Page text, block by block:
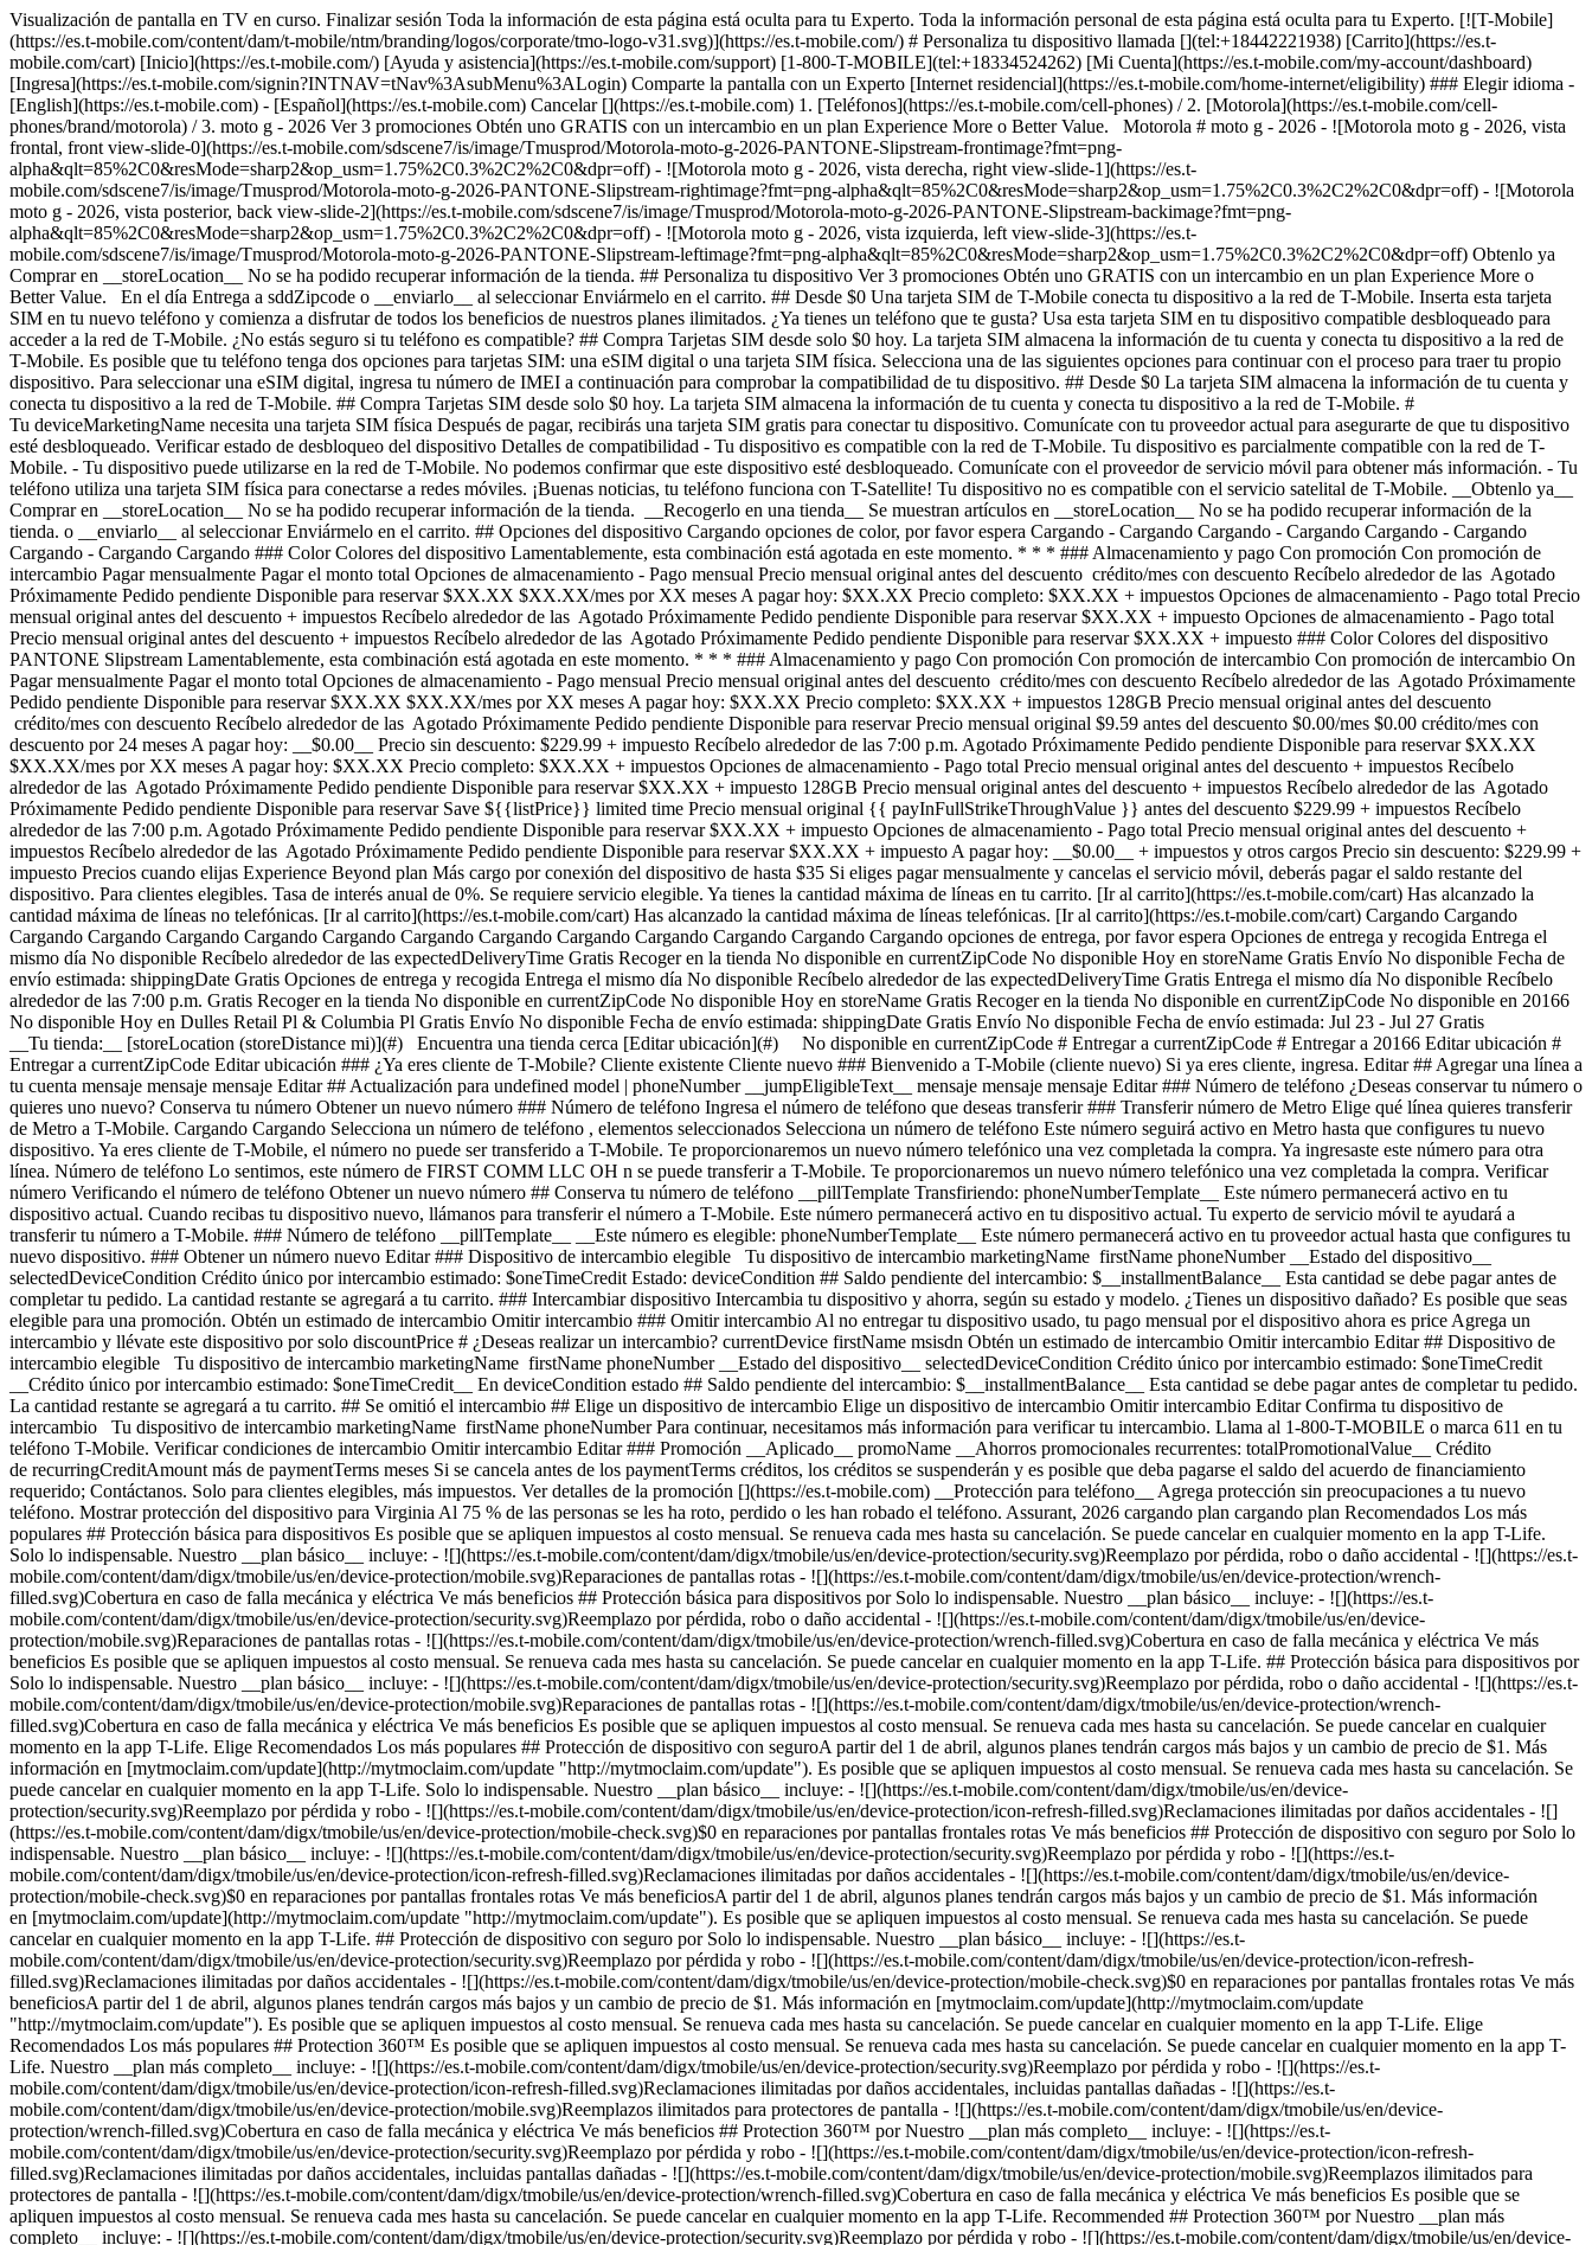
Visualización de pantalla en TV en curso. Finalizar sesión Toda la información de esta página está oculta para tu Experto. Toda la información personal de esta página está oculta para tu Experto. [![T-Mobile]
(https://es.t-mobile.com/content/dam/t-mobile/ntm/branding/logos/corporate/tmo-logo-v31.svg)](https://es.t-mobile.com/) # ​​​​​​​Personaliza tu dispositivo llamada [](tel:+18442221938) [Carrito](https://es.t-
mobile.com/cart) [Inicio](https://es.t-mobile.com/) [Ayuda y asistencia](https://es.t-mobile.com/support) [1-800-T-MOBILE](tel:+18334524262) [Mi Cuenta](https://es.t-mobile.com/my-account/dashboard)
[Ingresa](https://es.t-mobile.com/signin?INTNAV=tNav%3AsubMenu%3ALogin) Comparte la pantalla con un Experto [Internet residencial](https://es.t-mobile.com/home-internet/eligibility) ### Elegir idioma -
[English](https://es.t-mobile.com) - [Español](https://es.t-mobile.com) Cancelar [](https://es.t-mobile.com) 1. [Teléfonos](https://es.t-mobile.com/cell-phones) / 2. [Motorola](https://es.t-mobile.com/cell-
phones/brand/motorola) / 3. moto g - 2026 Ver 3 promociones Obtén uno GRATIS con un intercambio en un plan Experience More o Better Value. Motorola # moto g - 2026 - ![Motorola moto g - 2026, vista
frontal, front view-slide-0](https://es.t-mobile.com/sdscene7/is/image/Tmusprod/Motorola-moto-g-2026-PANTONE-Slipstream-frontimage?fmt=png-
alpha&qlt=85%2C0&resMode=sharp2&op_usm=1.75%2C0.3%2C2%2C0&dpr=off) - ![Motorola moto g - 2026, vista derecha, right view-slide-1](https://es.t-
mobile.com/sdscene7/is/image/Tmusprod/Motorola-moto-g-2026-PANTONE-Slipstream-rightimage?fmt=png-alpha&qlt=85%2C0&resMode=sharp2&op_usm=1.75%2C0.3%2C2%2C0&dpr=off) - ![Motorola
moto g - 2026, vista posterior, back view-slide-2](https://es.t-mobile.com/sdscene7/is/image/Tmusprod/Motorola-moto-g-2026-PANTONE-Slipstream-backimage?fmt=png-
alpha&qlt=85%2C0&resMode=sharp2&op_usm=1.75%2C0.3%2C2%2C0&dpr=off) - ![Motorola moto g - 2026, vista izquierda, left view-slide-3](https://es.t-
mobile.com/sdscene7/is/image/Tmusprod/Motorola-moto-g-2026-PANTONE-Slipstream-leftimage?fmt=png-alpha&qlt=85%2C0&resMode=sharp2&op_usm=1.75%2C0.3%2C2%2C0&dpr=off) Obtenlo ya
Comprar en __storeLocation__ No se ha podido recuperar información de la tienda. ## ​​​​​​​Personaliza tu dispositivo Ver 3 promociones Obtén uno GRATIS con un intercambio en un plan Experience More o
Better Value. En el día Entrega a sddZipcode o __enviarlo__ al seleccionar Enviármelo en el carrito. ## Desde $0 Una tarjeta SIM de T-Mobile conecta tu dispositivo a la red de T-Mobile. Inserta esta tarjeta
SIM en tu nuevo teléfono y comienza a disfrutar de todos los beneficios de nuestros planes ilimitados. ¿Ya tienes un teléfono que te gusta? Usa esta tarjeta SIM en tu dispositivo compatible desbloqueado para
acceder a la red de T-Mobile. ¿No estás seguro si tu teléfono es compatible? ## Compra Tarjetas SIM desde solo $0 hoy. La tarjeta SIM almacena la información de tu cuenta y conecta tu dispositivo a la red de
T-Mobile. Es posible que tu teléfono tenga dos opciones para tarjetas SIM: una eSIM digital o una tarjeta SIM física. Selecciona una de las siguientes opciones para continuar con el proceso para traer tu propio
dispositivo. Para seleccionar una eSIM digital, ingresa tu número de IMEI a continuación para comprobar la compatibilidad de tu dispositivo. ## Desde $0 La tarjeta SIM almacena la información de tu cuenta y
conecta tu dispositivo a la red de T-Mobile. ## Compra Tarjetas SIM desde solo $0 hoy. La tarjeta SIM almacena la información de tu cuenta y conecta tu dispositivo a la red de T-Mobile. #
Tu deviceMarketingName necesita una tarjeta SIM física Después de pagar, recibirás una tarjeta SIM gratis para conectar tu dispositivo. Comunícate con tu proveedor actual para asegurarte de que tu dispositivo
esté desbloqueado. Verificar estado de desbloqueo del dispositivo Detalles de compatibilidad - Tu dispositivo es compatible con la red de T-Mobile. Tu dispositivo es parcialmente compatible con la red de T-
Mobile. - Tu dispositivo puede utilizarse en la red de T-Mobile. No podemos confirmar que este dispositivo esté desbloqueado. Comunícate con el proveedor de servicio móvil para obtener más información. - Tu
teléfono utiliza una tarjeta SIM física para conectarse a redes móviles. ¡Buenas noticias, tu teléfono funciona con T-Satellite! Tu dispositivo no es compatible con el servicio satelital de T-Mobile. __Obtenlo ya__
Comprar en __storeLocation__ No se ha podido recuperar información de la tienda. __Recogerlo en una tienda__ Se muestran artículos en __storeLocation__ No se ha podido recuperar información de la
tienda. o __enviarlo__ al seleccionar Enviármelo en el carrito. ## Opciones del dispositivo Cargando opciones de color, por favor espera Cargando - Cargando Cargando - Cargando Cargando - Cargando
Cargando - Cargando Cargando ### Color Colores del dispositivo Lamentablemente, esta combinación está agotada en este momento. * * * ### Almacenamiento y pago Con promoción Con promoción de
intercambio Pagar mensualmente Pagar el monto total Opciones de almacenamiento - Pago mensual Precio mensual original antes del descuento crédito/mes con descuento Recíbelo alrededor de las Agotado
Próximamente Pedido pendiente Disponible para reservar $XX.XX $XX.XX/mes por XX meses A pagar hoy: $XX.XX Precio completo: $XX.XX + impuestos Opciones de almacenamiento - Pago total Precio
mensual original antes del descuento + impuestos Recíbelo alrededor de las Agotado Próximamente Pedido pendiente Disponible para reservar $XX.XX + impuesto Opciones de almacenamiento - Pago total
Precio mensual original antes del descuento + impuestos Recíbelo alrededor de las Agotado Próximamente Pedido pendiente Disponible para reservar $XX.XX + impuesto ### Color Colores del dispositivo
PANTONE Slipstream Lamentablemente, esta combinación está agotada en este momento. * * * ### Almacenamiento y pago Con promoción Con promoción de intercambio Con promoción de intercambio On
Pagar mensualmente Pagar el monto total Opciones de almacenamiento - Pago mensual Precio mensual original antes del descuento crédito/mes con descuento Recíbelo alrededor de las Agotado Próximamente
Pedido pendiente Disponible para reservar $XX.XX $XX.XX/mes por XX meses A pagar hoy: $XX.XX Precio completo: $XX.XX + impuestos 128GB Precio mensual original antes del descuento
crédito/mes con descuento Recíbelo alrededor de las Agotado Próximamente Pedido pendiente Disponible para reservar Precio mensual original $9.59 antes del descuento $0.00/mes $0.00 crédito/mes con
descuento por 24 meses A pagar hoy: __$0.00__ Precio sin descuento: $229.99 + impuesto Recíbelo alrededor de las 7:00 p.m. Agotado Próximamente Pedido pendiente Disponible para reservar $XX.XX
$XX.XX/mes por XX meses A pagar hoy: $XX.XX Precio completo: $XX.XX + impuestos Opciones de almacenamiento - Pago total Precio mensual original antes del descuento + impuestos Recíbelo
alrededor de las Agotado Próximamente Pedido pendiente Disponible para reservar $XX.XX + impuesto 128GB Precio mensual original antes del descuento + impuestos Recíbelo alrededor de las Agotado
Próximamente Pedido pendiente Disponible para reservar Save ${{listPrice}} limited time Precio mensual original {{ payInFullStrikeThroughValue }} antes del descuento $229.99 + impuestos Recíbelo
alrededor de las 7:00 p.m. Agotado Próximamente Pedido pendiente Disponible para reservar $XX.XX + impuesto Opciones de almacenamiento - Pago total Precio mensual original antes del descuento +
impuestos Recíbelo alrededor de las Agotado Próximamente Pedido pendiente Disponible para reservar $XX.XX + impuesto A pagar hoy: __$0.00__ + impuestos y otros cargos Precio sin descuento: $229.99 +
impuesto Precios cuando elijas Experience Beyond plan Más cargo por conexión del dispositivo de hasta $35 Si eliges pagar mensualmente y cancelas el servicio móvil, deberás pagar el saldo restante del
dispositivo. Para clientes elegibles. Tasa de interés anual de 0%. Se requiere servicio elegible. Ya tienes la cantidad máxima de líneas en tu carrito. [Ir al carrito](https://es.t-mobile.com/cart) Has alcanzado la
cantidad máxima de líneas no telefónicas. [Ir al carrito](https://es.t-mobile.com/cart) Has alcanzado la cantidad máxima de líneas telefónicas. [Ir al carrito](https://es.t-mobile.com/cart) Cargando Cargando
Cargando Cargando Cargando Cargando Cargando Cargando Cargando Cargando Cargando Cargando Cargando Cargando opciones de entrega, por favor espera Opciones de entrega y recogida Entrega el
mismo día No disponible Recíbelo alrededor de las expectedDeliveryTime Gratis Recoger en la tienda No disponible en currentZipCode No disponible Hoy en storeName Gratis Envío No disponible Fecha de
envío estimada: shippingDate Gratis Opciones de entrega y recogida Entrega el mismo día No disponible Recíbelo alrededor de las expectedDeliveryTime Gratis Entrega el mismo día No disponible Recíbelo
alrededor de las 7:00 p.m. Gratis Recoger en la tienda No disponible en currentZipCode No disponible Hoy en storeName Gratis Recoger en la tienda No disponible en currentZipCode No disponible en 20166
No disponible Hoy en Dulles Retail Pl & Columbia Pl Gratis Envío No disponible Fecha de envío estimada: shippingDate Gratis Envío No disponible Fecha de envío estimada: Jul 23 - Jul 27 Gratis
__Tu tienda:__ [storeLocation (storeDistance mi)](#) Encuentra una tienda cerca [Editar ubicación](#) No disponible en currentZipCode # Entregar a currentZipCode # Entregar a 20166 Editar ubicación #
Entregar a currentZipCode Editar ubicación ### ¿Ya eres cliente de T-Mobile? Cliente existente Cliente nuevo ### Bienvenido a T-Mobile (cliente nuevo) Si ya eres cliente, ingresa. Editar ## Agregar una línea a
tu cuenta mensaje mensaje mensaje Editar ## Actualización para undefined model | phoneNumber __jumpEligibleText__ mensaje mensaje mensaje Editar ### Número de teléfono ¿Deseas conservar tu número o
quieres uno nuevo? Conserva tu número Obtener un nuevo número ### Número de teléfono Ingresa el número de teléfono que deseas transferir ### Transferir número de Metro Elige qué línea quieres transferir
de Metro a T-Mobile. Cargando Cargando Selecciona un número de teléfono , elementos seleccionados Selecciona un número de teléfono Este número seguirá activo en Metro hasta que configures tu nuevo dispositivo. Ya eres cliente de T-Mobile, el número no puede ser transferido a T-Mobile. Te proporcionaremos un nuevo número telefónico una vez completada la compra. Ya ingresaste este número para otra línea. Número de teléfono Lo sentimos, este número de FIRST COMM LLC OH n se puede transferir a T-Mobile. Te proporcionaremos un nuevo número telefónico una vez completada la compra. Verificar número Verificando el número de teléfono Obtener un nuevo número ## Conserva tu número de teléfono __pillTemplate Transfiriendo: phoneNumberTemplate__ Este número permanecerá activo en tu dispositivo actual. Cuando recibas tu dispositivo nuevo, llámanos para transferir el número a T-Mobile. Este número permanecerá activo en tu dispositivo actual. Tu experto de servicio móvil te ayudará a transferir tu número a T-Mobile. ### Número de teléfono __pillTemplate__ __Este número es elegible: phoneNumberTemplate__ Este número permanecerá activo en tu proveedor actual hasta que configures tu nuevo dispositivo. ### Obtener un número nuevo Editar ### Dispositivo de intercambio elegible Tu dispositivo de intercambio marketingName firstName phoneNumber __Estado del dispositivo__ selectedDeviceCondition Crédito único por intercambio estimado: $oneTimeCredit Estado: deviceCondition ## Saldo pendiente del intercambio: $__installmentBalance__ Esta cantidad se debe pagar antes de completar tu pedido. La cantidad restante se agregará a tu carrito. ### Intercambiar dispositivo Intercambia tu dispositivo y ahorra, según su estado y modelo. ¿Tienes un dispositivo dañado? Es posible que seas elegible para una promoción. Obtén un estimado de intercambio Omitir intercambio ### Omitir intercambio Al no entregar tu dispositivo usado, tu pago mensual por el dispositivo ahora es price Agrega un intercambio y llévate este dispositivo por solo discountPrice # ¿Deseas realizar un intercambio? currentDevice firstName msisdn Obtén un estimado de intercambio Omitir intercambio Editar ## Dispositivo de intercambio elegible Tu dispositivo de intercambio marketingName firstName phoneNumber __Estado del dispositivo__ selectedDeviceCondition Crédito único por intercambio estimado: $oneTimeCredit __Crédito único por intercambio estimado: $oneTimeCredit__ En deviceCondition estado ## Saldo pendiente del intercambio: $__installmentBalance__ Esta cantidad se debe pagar antes de completar tu pedido. La cantidad restante se agregará a tu carrito. ## Se omitió el intercambio ## Elige un dispositivo de intercambio Elige un dispositivo de intercambio Omitir intercambio Editar Confirma tu dispositivo de intercambio Tu dispositivo de intercambio marketingName firstName phoneNumber Para continuar, necesitamos más información para verificar tu intercambio. Llama al 1-800-T-MOBILE o marca 611 en tu teléfono T-Mobile. Verificar condiciones de intercambio Omitir intercambio Editar ### Promoción __Aplicado__ promoName __Ahorros promocionales recurrentes: totalPromotionalValue__ Crédito de recurringCreditAmount más de paymentTerms meses Si se cancela antes de los paymentTerms créditos, los créditos se suspenderán y es posible que deba pagarse el saldo del acuerdo de financiamiento requerido; Contáctanos. Solo para clientes elegibles, más impuestos. Ver detalles de la promoción [](https://es.t-mobile.com) __Protección para teléfono__ Agrega protección sin preocupaciones a tu nuevo teléfono. Mostrar protección del dispositivo para Virginia Al 75 % de las personas se les ha roto, perdido o les han robado el teléfono. Assurant, 2026 cargando plan cargando plan Recomendados Los más populares ## Protección básica para dispositivos Es posible que se apliquen impuestos al costo mensual. Se renueva cada mes hasta su cancelación. Se puede cancelar en cualquier momento en la app T-Life. Solo lo indispensable. Nuestro __plan básico__ incluye: - ![](https://es.t-mobile.com/content/dam/digx/tmobile/us/en/device-protection/security.svg)Reemplazo por pérdida, robo o daño accidental - ![](https://es.t-mobile.com/content/dam/digx/tmobile/us/en/device-protection/mobile.svg)Reparaciones de pantallas rotas - ![](https://es.t-mobile.com/content/dam/digx/tmobile/us/en/device-protection/wrench-filled.svg)Cobertura en caso de falla mecánica y eléctrica Ve más beneficios ## Protección básica para dispositivos por Solo lo indispensable. Nuestro __plan básico__ incluye: - ![](https://es.t-mobile.com/content/dam/digx/tmobile/us/en/device-protection/security.svg)Reemplazo por pérdida, robo o daño accidental - ![](https://es.t-mobile.com/content/dam/digx/tmobile/us/en/device-protection/mobile.svg)Reparaciones de pantallas rotas - ![](https://es.t-mobile.com/content/dam/digx/tmobile/us/en/device-protection/wrench-filled.svg)Cobertura en caso de falla mecánica y eléctrica Ve más beneficios Es posible que se apliquen impuestos al costo mensual. Se renueva cada mes hasta su cancelación. Se puede cancelar en cualquier momento en la app T-Life. ## Protección básica para dispositivos por Solo lo indispensable. Nuestro __plan básico__ incluye: - ![](https://es.t-mobile.com/content/dam/digx/tmobile/us/en/device-protection/security.svg)Reemplazo por pérdida, robo o daño accidental - ![](https://es.t-mobile.com/content/dam/digx/tmobile/us/en/device-protection/mobile.svg)Reparaciones de pantallas rotas - ![](https://es.t-mobile.com/content/dam/digx/tmobile/us/en/device-protection/wrench-filled.svg)Cobertura en caso de falla mecánica y eléctrica Ve más beneficios Es posible que se apliquen impuestos al costo mensual. Se renueva cada mes hasta su cancelación. Se puede cancelar en cualquier momento en la app T-Life. Elige Recomendados Los más populares ## Protección de dispositivo con seguro ​​​​​​​A partir del 1 de abril, algunos planes tendrán cargos más bajos y un cambio de precio de $1. Más información en [mytmoclaim.com/update](http://mytmoclaim.com/update "http://mytmoclaim.com/update"). Es posible que se apliquen impuestos al costo mensual. Se renueva cada mes hasta su cancelación. Se puede cancelar en cualquier momento en la app T-Life. Solo lo indispensable. Nuestro __plan básico__ incluye: - ![](https://es.t-mobile.com/content/dam/digx/tmobile/us/en/device-protection/security.svg)Reemplazo por pérdida y robo - ![](https://es.t-mobile.com/content/dam/digx/tmobile/us/en/device-protection/icon-refresh-filled.svg)Reclamaciones ilimitadas por daños accidentales - ![](https://es.t-mobile.com/content/dam/digx/tmobile/us/en/device-protection/mobile-check.svg)$0 en reparaciones por pantallas frontales rotas Ve más beneficios ## Protección de dispositivo con seguro por Solo lo indispensable. Nuestro __plan básico__ incluye: - ![](https://es.t-mobile.com/content/dam/digx/tmobile/us/en/device-protection/security.svg)Reemplazo por pérdida y robo - ![](https://es.t-mobile.com/content/dam/digx/tmobile/us/en/device-protection/icon-refresh-filled.svg)Reclamaciones ilimitadas por daños accidentales - ![](https://es.t-mobile.com/content/dam/digx/tmobile/us/en/device-protection/mobile-check.svg)$0 en reparaciones por pantallas frontales rotas Ve más beneficios ​​​​​​​A partir del 1 de abril, algunos planes tendrán cargos más bajos y un cambio de precio de $1. Más información en [mytmoclaim.com/update](http://mytmoclaim.com/update "http://mytmoclaim.com/update"). Es posible que se apliquen impuestos al costo mensual. Se renueva cada mes hasta su cancelación. Se puede cancelar en cualquier momento en la app T-Life. ## Protección de dispositivo con seguro por Solo lo indispensable. Nuestro __plan básico__ incluye: - ![](https://es.t-mobile.com/content/dam/digx/tmobile/us/en/device-protection/security.svg)Reemplazo por pérdida y robo - ![](https://es.t-mobile.com/content/dam/digx/tmobile/us/en/device-protection/icon-refresh-filled.svg)Reclamaciones ilimitadas por daños accidentales - ![](https://es.t-mobile.com/content/dam/digx/tmobile/us/en/device-protection/mobile-check.svg)$0 en reparaciones por pantallas frontales rotas Ve más beneficios ​​​​​​​A partir del 1 de abril, algunos planes tendrán cargos más bajos y un cambio de precio de $1. Más información en [mytmoclaim.com/update](http://mytmoclaim.com/update "http://mytmoclaim.com/update"). Es posible que se apliquen impuestos al costo mensual. Se renueva cada mes hasta su cancelación. Se puede cancelar en cualquier momento en la app T-Life. Elige Recomendados Los más populares ## Protection 360™️ Es posible que se apliquen impuestos al costo mensual. Se renueva cada mes hasta su cancelación. Se puede cancelar en cualquier momento en la app T-Life. Nuestro __plan más completo__ incluye: - ![](https://es.t-mobile.com/content/dam/digx/tmobile/us/en/device-protection/security.svg)Reemplazo por pérdida y robo - ![](https://es.t-mobile.com/content/dam/digx/tmobile/us/en/device-protection/icon-refresh-filled.svg)Reclamaciones ilimitadas por daños accidentales, incluidas pantallas dañadas - ![](https://es.t-mobile.com/content/dam/digx/tmobile/us/en/device-protection/mobile.svg)Reemplazos ilimitados para protectores de pantalla - ![](https://es.t-mobile.com/content/dam/digx/tmobile/us/en/device-protection/wrench-filled.svg)Cobertura en caso de falla mecánica y eléctrica Ve más beneficios ## Protection 360™️ por Nuestro __plan más completo__ incluye: - ![](https://es.t-mobile.com/content/dam/digx/tmobile/us/en/device-protection/security.svg)Reemplazo por pérdida y robo - ![](https://es.t-mobile.com/content/dam/digx/tmobile/us/en/device-protection/icon-refresh-filled.svg)Reclamaciones ilimitadas por daños accidentales, incluidas pantallas dañadas - ![](https://es.t-mobile.com/content/dam/digx/tmobile/us/en/device-protection/mobile.svg)Reemplazos ilimitados para protectores de pantalla - ![](https://es.t